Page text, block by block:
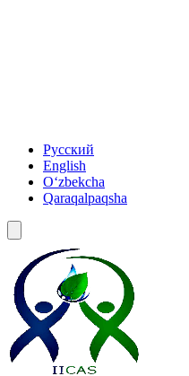
Русский
English
Oʻzbekcha
Qaraqalpaqsha